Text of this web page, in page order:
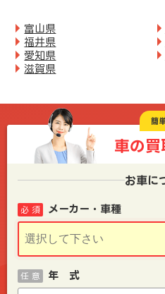
富山県
福井県
愛知県
滋賀県
簡
車の買
お車に
メーカー・車種
必 須
年 式
任 意